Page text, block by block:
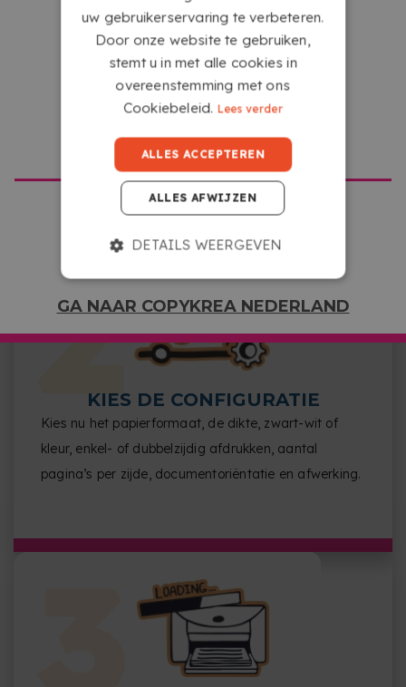
GA NAAR COPYKREA USA
GA NAAR COPYKREA NEDERLAND
UPLOAD JE BESTAND
Upload je bestanden vanaf elk apparaat met
internettoegang door te klikken op het vak waarin
staat ‘Selecteer of sleep hier je bestanden’.
KIES DE CONFIGURATIE
Kies nu het papierformaat, de dikte, zwart-wit of
kleur, enkel- of dubbelzijdig afdrukken, aantal
pagina’s per zijde, documentoriëntatie en afwerking.
uw gebruikerservaring te verbeteren.
Door onze website te gebruiken,
stemt u in met alle cookies in
overeenstemming met ons
Cookiebeleid. Lees verder
ALLES ACCEPTEREN
ALLES AFWIJZEN
DETAILS WEERGEVEN